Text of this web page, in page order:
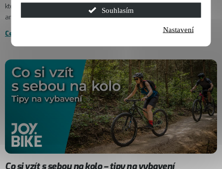
Souhlasím
Nastavení
které poberou různé brašny – pod sedlem, na řídítkách, v rámu –
aneb...
Celý článek